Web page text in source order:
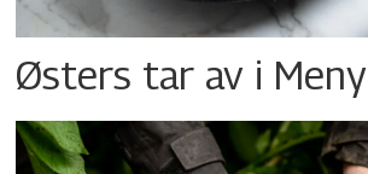
Østers tar av i Meny